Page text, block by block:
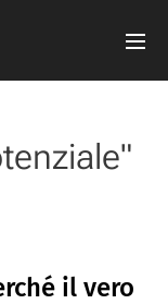
il vero